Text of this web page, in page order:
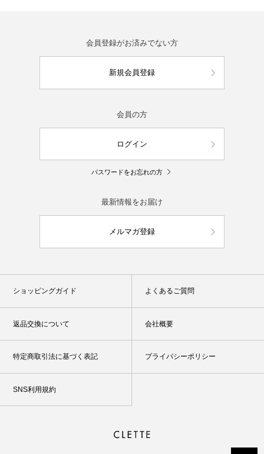
会員登録がお済みでない方
新規会員登録
会員の方
ログイン
パスワードをお忘れの方
最新情報をお届け
メルマガ登録
ショッピングガイド よくあるご質問
返品交換について 会社概要
特定商取引法に基づく表記 プライバシーポリシー
SNS利用規約